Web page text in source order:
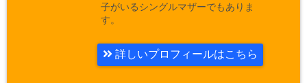
子がいるシングルマザーでもありま
す。
詳しいプロフィールはこちら